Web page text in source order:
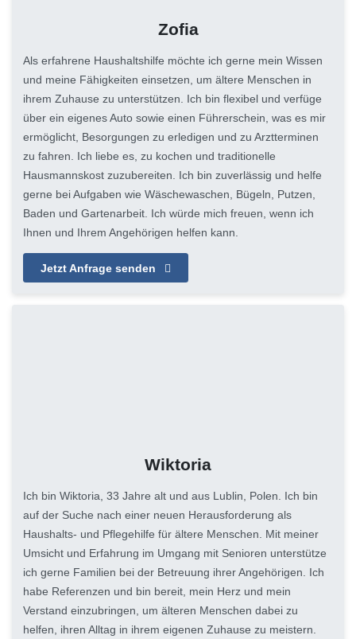
Zofia
Als erfahrene Haushaltshilfe möchte ich gerne mein Wissen
und meine Fähigkeiten einsetzen, um ältere Menschen in
ihrem Zuhause zu unterstützen. Ich bin flexibel und verfüge
über ein eigenes Auto sowie einen Führerschein, was es mir
ermöglicht, Besorgungen zu erledigen und zu Arztterminen
zu fahren. Ich liebe es, zu kochen und traditionelle
Hausmannskost zuzubereiten. Ich bin zuverlässig und helfe
gerne bei Aufgaben wie Wäschewaschen, Bügeln, Putzen,
Baden und Gartenarbeit. Ich würde mich freuen, wenn ich
Ihnen und Ihrem Angehörigen helfen kann.
Jetzt Anfrage senden
Wiktoria
Ich bin Wiktoria, 33 Jahre alt und aus Lublin, Polen. Ich bin
auf der Suche nach einer neuen Herausforderung als
Haushalts- und Pflegehilfe für ältere Menschen. Mit meiner
Umsicht und Erfahrung im Umgang mit Senioren unterstütze
ich gerne Familien bei der Betreuung ihrer Angehörigen. Ich
habe Referenzen und bin bereit, mein Herz und mein
Verstand einzubringen, um älteren Menschen dabei zu
helfen, ihren Alltag in ihrem eigenen Zuhause zu meistern.